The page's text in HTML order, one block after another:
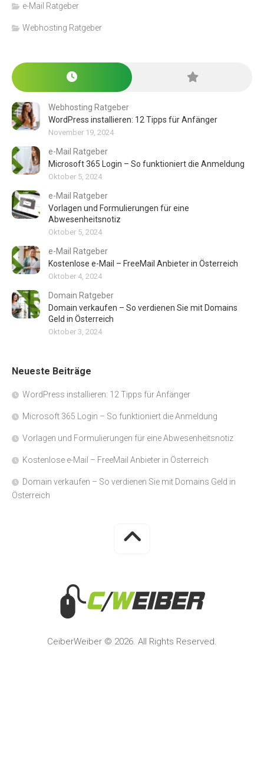
e-Mail Ratgeber
Webhosting Ratgeber
Webhosting Ratgeber
WordPress installieren: 12 Tipps für Anfänger
November 19, 2024
e-Mail Ratgeber
Microsoft 365 Login – So funktioniert die Anmeldung
Oktober 5, 2024
e-Mail Ratgeber
Vorlagen und Formulierungen für eine
Abwesenheitsnotiz
Oktober 5, 2024
e-Mail Ratgeber
Kostenlose e-Mail – FreeMail Anbieter in Österreich
Oktober 4, 2024
Domain Ratgeber
Domain verkaufen – So verdienen Sie mit Domains
Geld in Österreich
Oktober 3, 2024
Neueste Beiträge
WordPress installieren: 12 Tipps für Anfänger
Microsoft 365 Login – So funktioniert die Anmeldung
Vorlagen und Formulierungen für eine Abwesenheitsnotiz
Kostenlose e-Mail – FreeMail Anbieter in Österreich
Domain verkaufen – So verdienen Sie mit Domains Geld in
Österreich
CeiberWeiber © 2026. All Rights Reserved.